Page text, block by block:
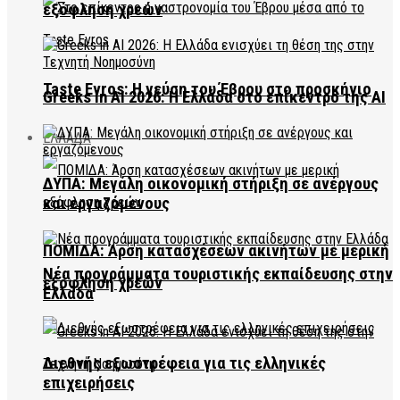
Taste Evros: Η γεύση του Έβρου στο προσκήνιο
ΕΛΛΑΔΑ
ΠΟΜΙΔΑ: Άρση κατασχέσεων ακινήτων με μερική
εξόφληση χρεών
εξόφληση χρεών
Greeks in AI 2026: Η Ελλάδα στο επίκεντρο της AI
ΔΥΠΑ: Μεγάλη οικονομική στήριξη σε ανέργους
και εργαζόμενους
Νέα προγράμματα τουριστικής εκπαίδευσης στην
Ελλάδα
Διεθνής εξωστρέφεια για τις ελληνικές
επιχειρήσεις